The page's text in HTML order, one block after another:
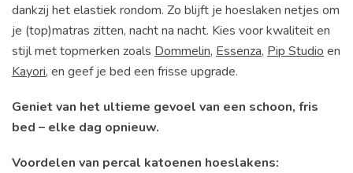
dankzij het elastiek rondom. Zo blijft je hoeslaken netjes om
je (top)matras zitten, nacht na nacht. Kies voor kwaliteit en
stijl met topmerken zoals Dommelin, Essenza, Pip Studio en
Kayori, en geef je bed een frisse upgrade.
Geniet van het ultieme gevoel van een schoon, fris
bed – elke dag opnieuw.
Voordelen van percal katoenen hoeslakens: